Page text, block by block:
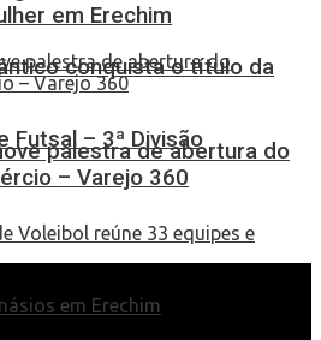
conquista o título da
Futsal – 3ª Divisão
em Erechim
palestra de abertura do
– Varejo 360